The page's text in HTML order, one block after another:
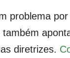
problema
diretrizes.